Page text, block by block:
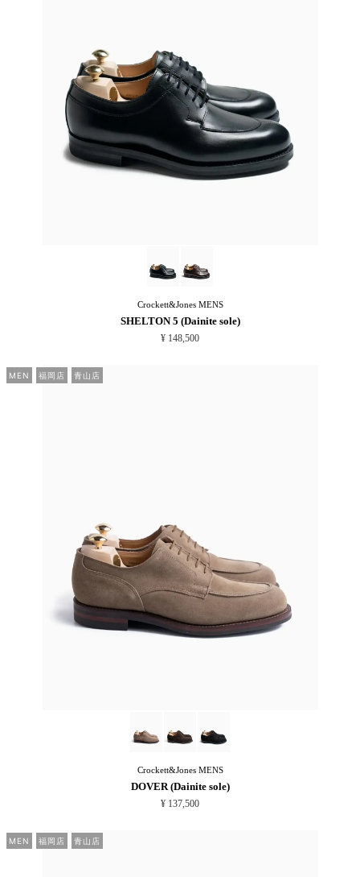
Crockett&JonesMENS
SHELTON 5 (Dainite sole)
¥ 148,500
MEN 福岡店 青山店
Crockett&JonesMENS
DOVER (Dainite sole)
¥ 137,500
MEN 福岡店 青山店